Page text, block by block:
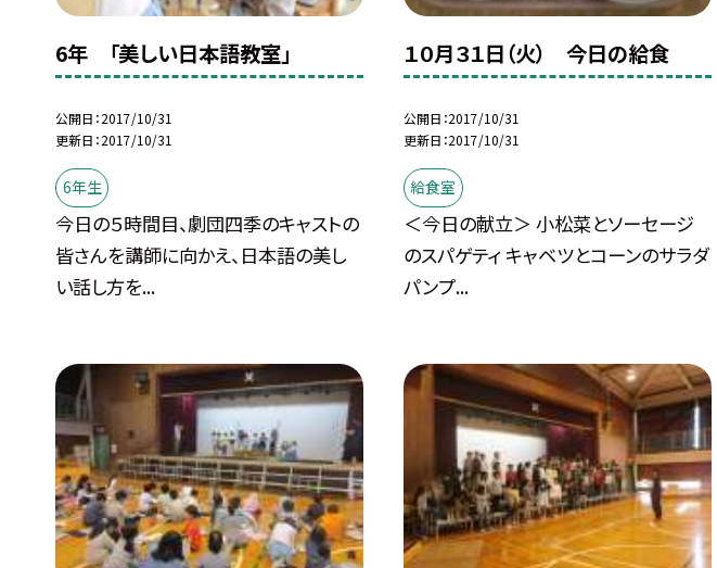
6年 「美しい日本語教室」
公開日 2017/10/31
更新日 2017/10/31
6年生
今日の５時間目、劇団四季のキャストの
皆さんを講師に向かえ、日本語の美し
い話し方を...
１０月３１日（火） 今日の給食
公開日 2017/10/31
更新日 2017/10/31
給食室
＜今日の献立＞ 小松菜とソーセージ
のスパゲティ キャベツとコーンのサラダ
パンプ...